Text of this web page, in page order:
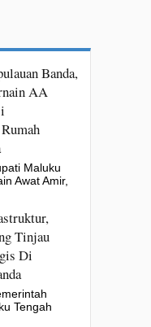
Banda,
AA
Maluku
Awat Amir,
Tinjau
Di
Tengah